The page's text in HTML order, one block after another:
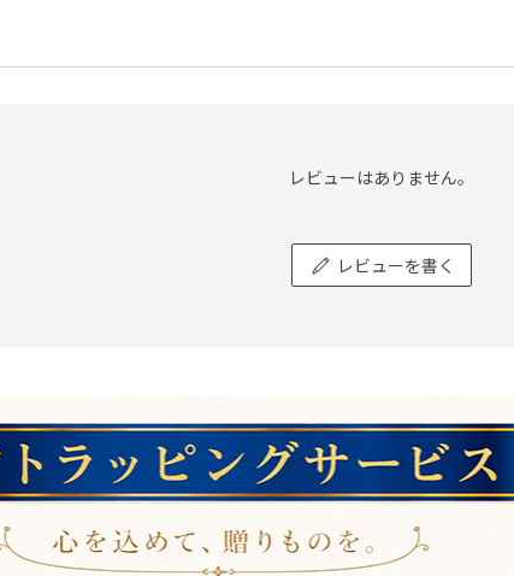
レビューはありません。
レビューを書く